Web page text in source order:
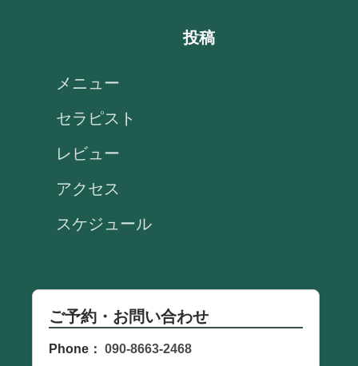
投稿
メニュー
セラピスト
レビュー
アクセス
スケジュール
ご予約・お問い合わせ
Phone： 090-8663-2468